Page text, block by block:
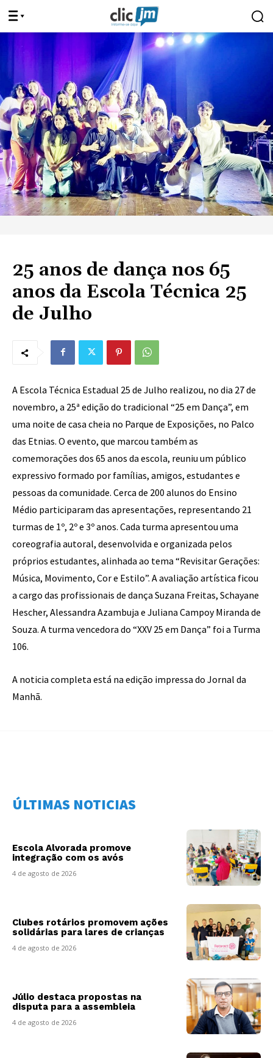
25 anos de dança nos 65
anos da Escola Técnica 25
de Julho
A Escola Técnica Estadual 25 de Julho realizou, no dia 27 de
novembro, a 25ª edição do tradicional “25 em Dança”, em
uma noite de casa cheia no Parque de Exposições, no Palco
das Etnias. O evento, que marcou também as
comemorações dos 65 anos da escola, reuniu um público
expressivo formado por famílias, amigos, estudantes e
pessoas da comunidade. Cerca de 200 alunos do Ensino
Médio participaram das apresentações, representando 21
turmas de 1º, 2º e 3º anos. Cada turma apresentou uma
coreografia autoral, desenvolvida e organizada pelos
próprios estudantes, alinhada ao tema “Revisitar Gerações:
Música, Movimento, Cor e Estilo”. A avaliação artística ficou
a cargo das profissionais de dança Suzana Freitas, Schayane
Hescher, Alessandra Azambuja e Juliana Campoy Miranda de
Souza. A turma vencedora do “XXV 25 em Dança” foi a Turma
106.
A noticia completa está na edição impressa do Jornal da
Manhã.
ÚLTIMAS NOTICIAS
Escola Alvorada promove
integração com os avós
4 de agosto de 2026
Clubes rotários promovem ações
solidárias para lares de crianças
4 de agosto de 2026
Júlio destaca propostas na
disputa para a assembleia
4 de agosto de 2026